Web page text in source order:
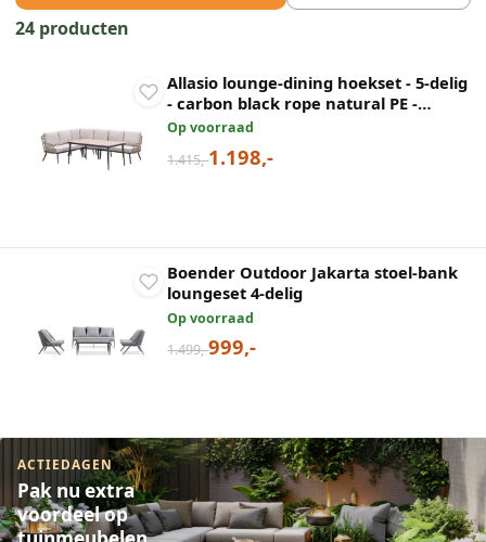
24 producten
Allasio lounge-dining hoekset - 5-delig
- carbon black rope natural PE -
desert sand - Vironwood
Op voorraad
1.415,-1.198,-
Boender Outdoor Jakarta stoel-bank
loungeset 4-delig
Op voorraad
1.499,-999,-
ACTIEDAGEN
Pak nu extra
voordeel op